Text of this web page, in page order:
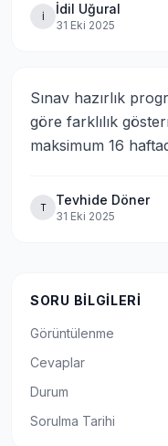
İ İdil Uğural
31 Eki 2025
Sınav hazırlık
göre farklılık
maksimum 16
T Tevhide Döner
31 Eki 2025
SORU BILGILERI
Görüntülenme
Cevaplar
Durum
Sorulma Tarihi